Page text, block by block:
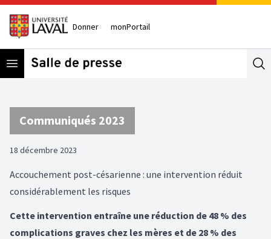
Donner monPortail
Open menu
Communiqués 2023
18 décembre 2023
Accouchement post-césarienne : une intervention réduit
considérablement les risques
Cette intervention entraîne une réduction de 48 % des
complications graves chez les mères et de 28 % des